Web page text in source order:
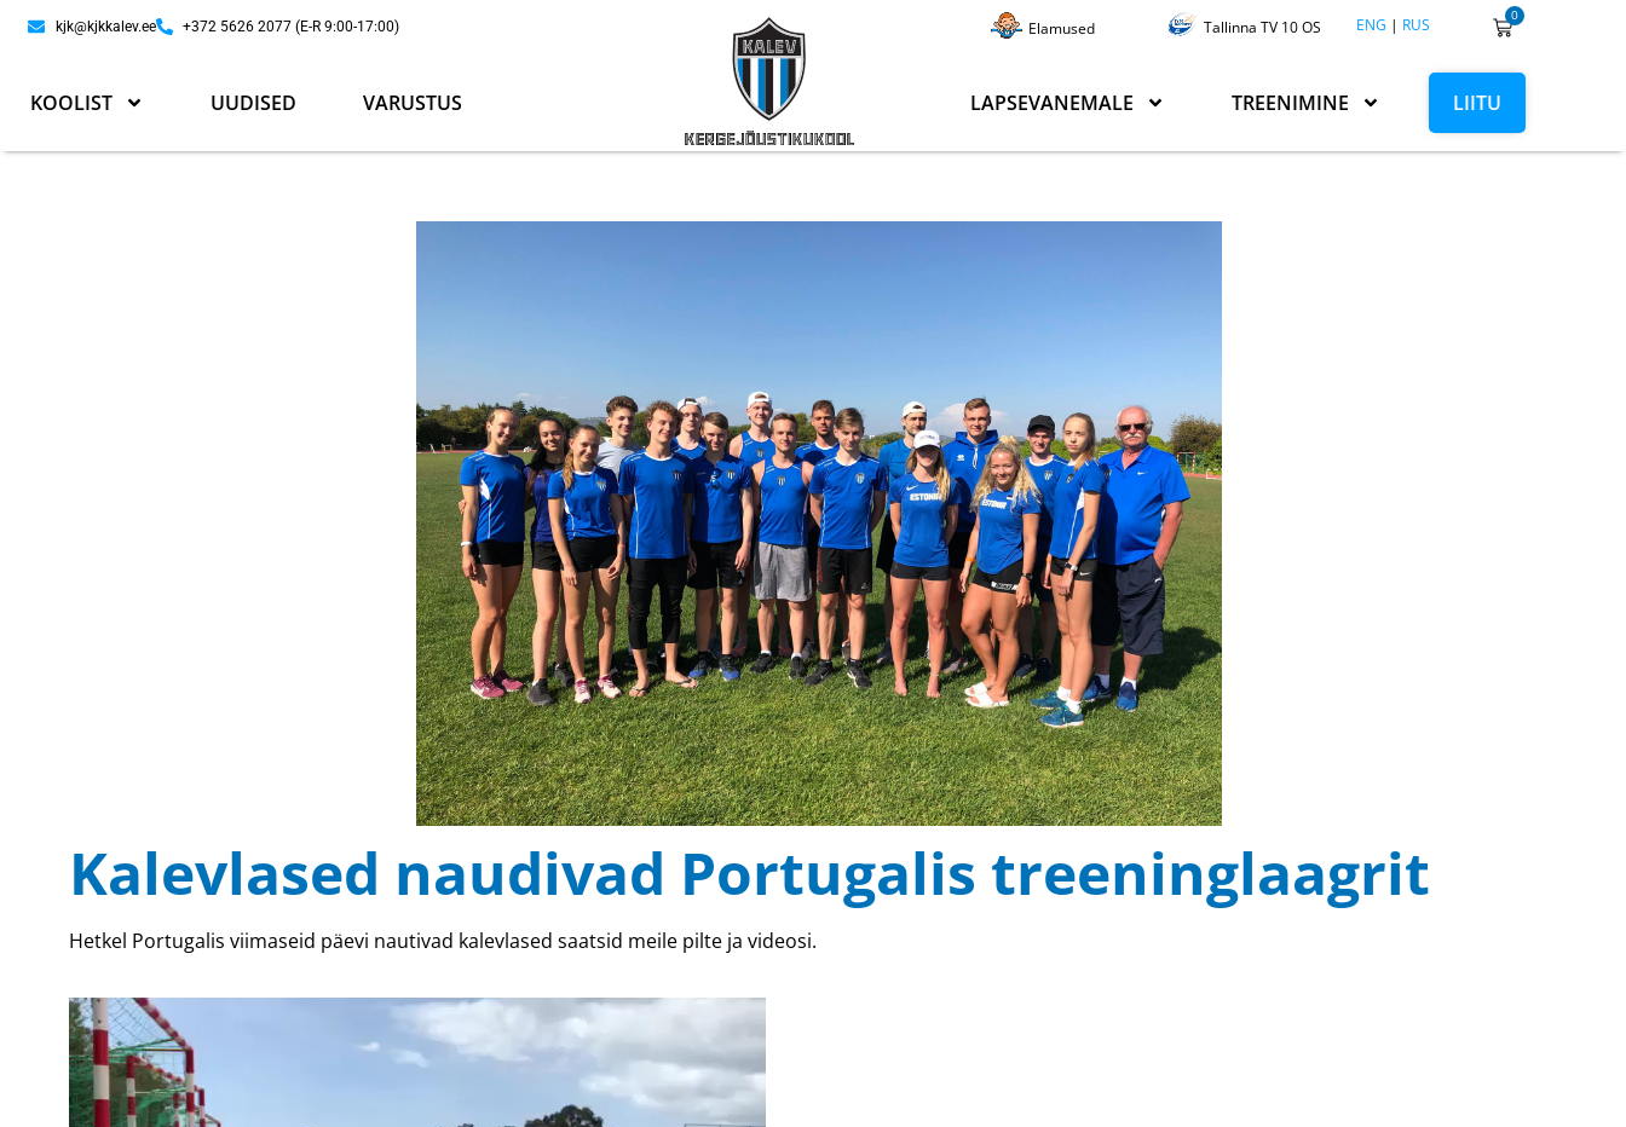
kjk@kjkkalev.ee +372 5626 2077 (E-R 9:00-17:00) Elamused Tallinna TV 10 OS ENG | RUS 0
KOOLIST UUDISED VARUSTUS LAPSEVANEMALE TREENIMINE LIITU
Kalevlased naudivad Portugalis treeninglaagrit
Hetkel Portugalis viimaseid päevi nautivad kalevlased saatsid meile pilte ja videosi.
Videoesitaja